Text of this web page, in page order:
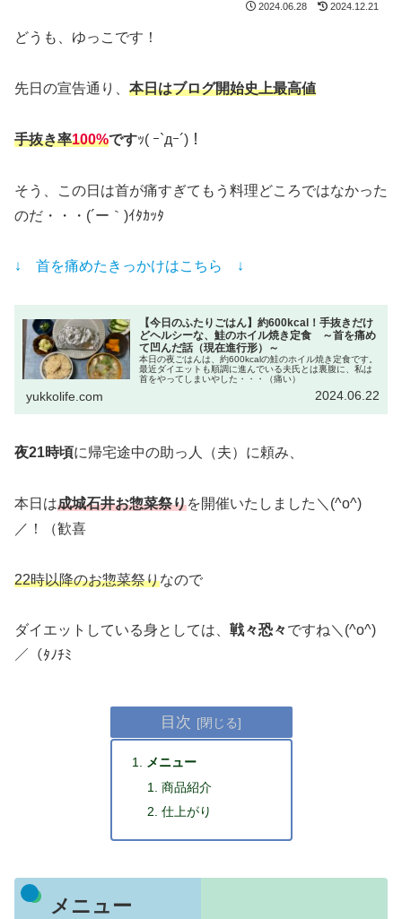
2024.06.28 2024.12.21
どうも、ゆっこです！
先日の宣告通り、 本日はブログ開始史上最高値
手抜き率100%ですｯ( ｰ`дｰ´)！
そう、この日は首が痛すぎてもう料理どころではなかった
のだ・・・(´ー｀)ｲﾀｶｯﾀ
↓ 首を痛めたきっかけはこちら ↓
【今日のふたりごはん】約600kcal！手抜きだけ
どヘルシーな、鮭のホイル焼き定食 ～首を痛め
て凹んだ話（現在進行形）～
本日の夜ごはんは、約600kcalの鮭のホイル焼き定食です。
最近ダイエットも順調に進んでいる夫氏とは裏腹に、私は
首をやってしまいやした・・・（痛い）
yukkolife.com 2024.06.22
夜21時頃に帰宅途中の助っ人（夫）に頼み、
本日は成城石井お惣菜祭りを開催いたしました＼(^o^)
／！（歓喜
22時以降のお惣菜祭りなので
ダイエットしている身としては、 戦々恐々ですね＼(^o^)
／（ﾀﾉﾁﾐ
目次
メニュー
商品紹介
仕上がり
メニュー